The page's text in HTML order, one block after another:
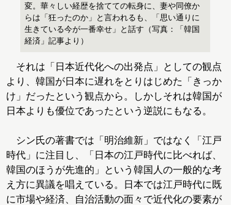
変。華々しい経歴を捨てての転身に、妻や同僚か
らは「狂ったのか」と言われるも、「思い通りに
生きている今が一番幸せ」と話す（写真：「韓国
経済」記事より）
それは「日本近代化への出発点」としての観点
より、韓国が日本に遅れをとりはじめた「きっか
け」だったという観点から。しかしそれは韓国が
日本よりも優位であったという逆説にもなる。
シン氏の著書では「明治維新」ではなく「江戸
時代」に注目し、「日本の江戸時代に比べれば、
韓国のほうが先進的」という韓国人の一般的な考
え方に異議を唱えている。日本では江戸時代に既
に市場や経済、自治活動の面々で近代化の要素が